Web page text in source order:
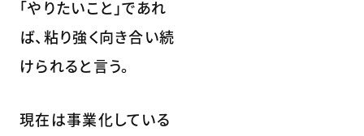
「やりたいこと」であれ
ば、粘り強く向き合い続
けられると言う。
現在は事業化している